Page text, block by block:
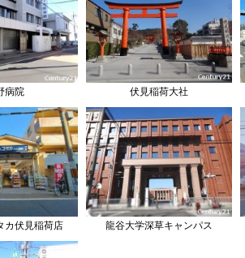
病院 伏見稲荷大社
カ伏見稲荷店 龍谷大学深草キャンパス